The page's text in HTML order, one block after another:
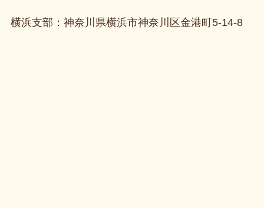
横浜支部：神奈川県横浜市神奈川区金港町5-14-8